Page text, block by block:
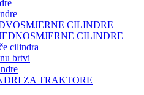
CILINDRE
CILINDRE
cilindra
brtvi
ZA TRAKTORE